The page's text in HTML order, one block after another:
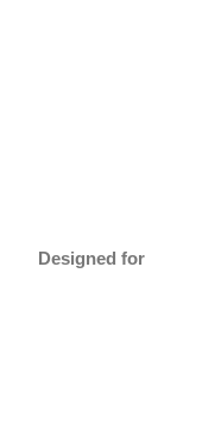
Designed for